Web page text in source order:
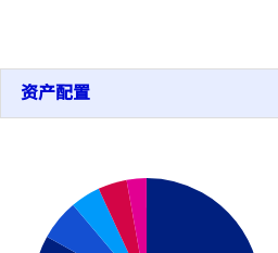
资产配置